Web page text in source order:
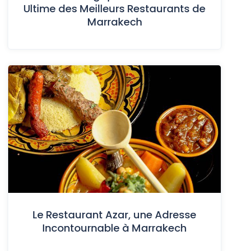
Ultime des Meilleurs Restaurants de
Marrakech
Le Restaurant Azar, une Adresse
Incontournable à Marrakech